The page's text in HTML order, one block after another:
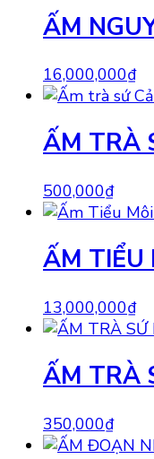
ẤM
16,000,000₫
ẤM TRÀ
500,000₫
ẤM TIỂU
13,000,000₫
ẤM TRÀ
350,000₫